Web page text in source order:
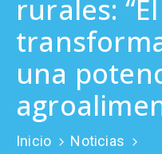
Prensa
rurales:
una
Inicio
Noticias